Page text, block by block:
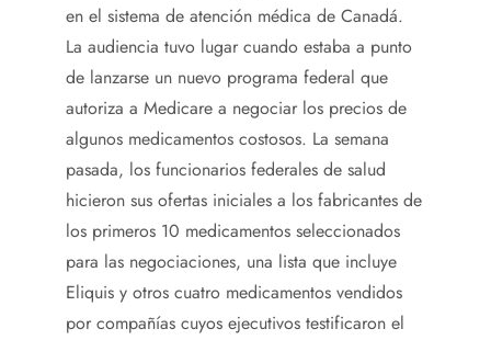
en el sistema de atención médica de Canadá.
La audiencia tuvo lugar cuando estaba a punto
de lanzarse un nuevo programa federal que
autoriza a Medicare a negociar los precios de
algunos medicamentos costosos. La semana
pasada, los funcionarios federales de salud
hicieron sus ofertas iniciales a los fabricantes de
los primeros 10 medicamentos seleccionados
para las negociaciones, una lista que incluye
Eliquis y otros cuatro medicamentos vendidos
por compañías cuyos ejecutivos testificaron el